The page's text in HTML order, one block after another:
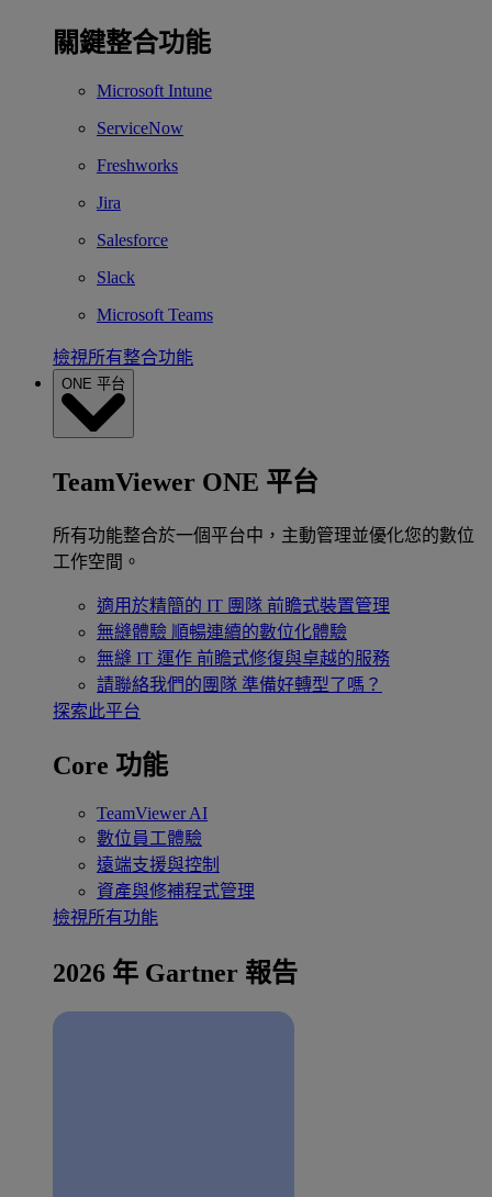
關鍵整合功能
Microsoft Intune
ServiceNow
Freshworks
Jira
Salesforce
Slack
Microsoft Teams
檢視所有整合功能
ONE 平台
TeamViewer ONE 平台
所有功能整合於一個平台中，主動管理並優化您的數位
工作空間。
適用於精簡的 IT 團隊 前瞻式裝置管理
無縫體驗 順暢連續的數位化體驗
無縫 IT 運作 前瞻式修復與卓越的服務
請聯絡我們的團隊 準備好轉型了嗎？
探索此平台
Core 功能
TeamViewer AI
數位員工體驗
遠端支援與控制
資產與修補程式管理
檢視所有功能
2026 年 Gartner 報告